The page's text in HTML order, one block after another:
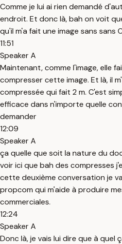
Comme je lui ai rien demandé
endroit. Et donc là, bah on voit
qu'il m'a fait une image sans sans
11:51
Speaker A
Maintenant, comme l'image, elle
compresser cette image. Et là, il
compressée qui fait 2 m. C'est
efficace dans n'importe quelle
demander
12:09
Speaker A
ça quelle que soit la nature du
voir ici que bah des compresses
cette deuxième conversation je
propcom qui m'aide à produire
commerciales.
12:24
Speaker A
Donc là, je vais lui dire que à